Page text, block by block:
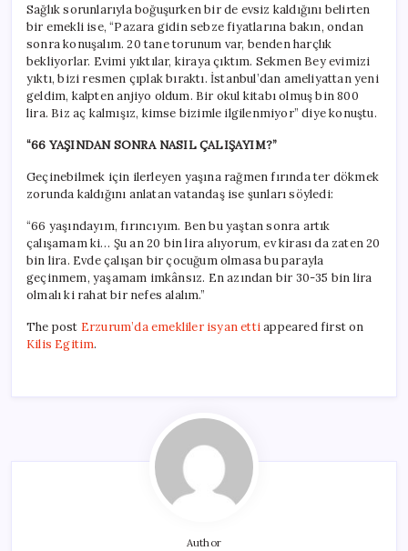
Sağlık sorunlarıyla boğuşurken bir de evsiz kaldığını belirten
bir emekli ise, “Pazara gidin sebze fiyatlarına bakın, ondan
sonra konuşalım. 20 tane torunum var, benden harçlık
bekliyorlar. Evimi yıktılar, kiraya çıktım. Sekmen Bey evimizi
yıktı, bizi resmen çıplak bıraktı. İstanbul’dan ameliyattan yeni
geldim, kalpten anjiyo oldum. Bir okul kitabı olmuş bin 800
lira. Biz aç kalmışız, kimse bizimle ilgilenmiyor” diye konuştu.
“66 YAŞINDAN SONRA NASIL ÇALIŞAYIM?”
Geçinebilmek için ilerleyen yaşına rağmen fırında ter dökmek
zorunda kaldığını anlatan vatandaş ise şunları söyledi:
“66 yaşındayım, fırıncıyım. Ben bu yaştan sonra artık
çalışamam ki… Şu an 20 bin lira alıyorum, ev kirası da zaten 20
bin lira. Evde çalışan bir çocuğum olmasa bu parayla
geçinmem, yaşamam imkânsız. En azından bir 30-35 bin lira
olmalı ki rahat bir nefes alalım.”
The post Erzurum’da emekliler isyan ettiappeared first on
Kilis Egitim.
Author